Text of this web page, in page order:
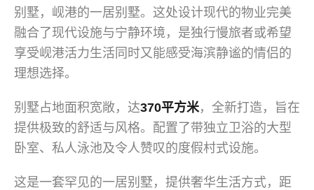
别墅，岘港的一居别墅。这处设计现代的物业完美
融合了现代设施与宁静环境，是独行慢旅者或希望
享受岘港活力生活同时又能感受海滨静谧的情侣的
理想选择。
别墅占地面积宽敞，达370平方米，全新打造，旨在
提供极致的舒适与风格。配置了带独立卫浴的大型
卧室、私人泳池及令人赞叹的度假村式设施。
这是一套罕见的一居别墅，提供奢华生活方式，距